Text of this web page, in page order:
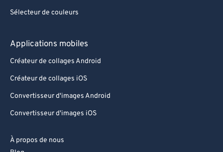
Sélecteur de couleurs
Applications mobiles
Créateur de collages Android
Créateur de collages iOS
Convertisseur d'images Android
Convertisseur d'images iOS
À propos de nous